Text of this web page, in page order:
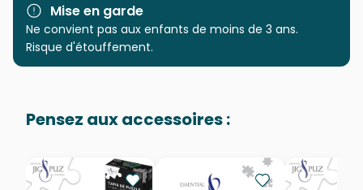
Catégorie
Puzzles - Animaux de la
EAN 625012480185
Mise en garde
Ne convient pas aux enfants de moins de 3 ans.
Risque d'étouffement.
Pensez aux accessoires :